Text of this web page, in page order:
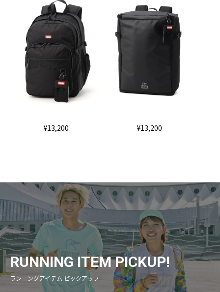
¥13,200 ¥13,200
RUNNING ITEM PICKUP!
ランニングアイテム ピックアップ